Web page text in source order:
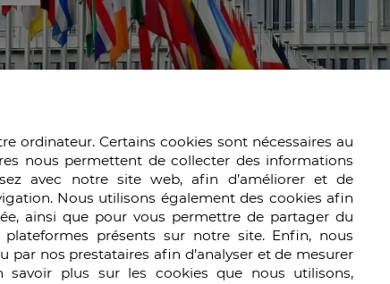
?" ,auditeurs duMBA Executives de
de l’École de Guerre Économique :
ordinateur. Certains cookies sont nécessaires au
nous permettent de collecter des informations
avec notre site web, afin d’améliorer et de
Nous utilisons également des cookies afin
ainsi que pour vous permettre de partager du
présents sur notre site. Enfin, nous
par nos prestataires afin d’analyser et de mesurer
savoir plus sur les cookies que nous utilisons,